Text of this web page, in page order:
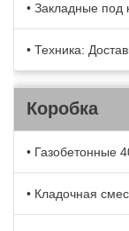
• Закладные под
• Техника:
Коробка
• Газобетонные
• Кладочная